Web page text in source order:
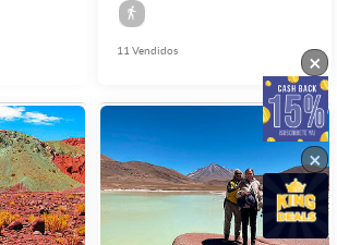
11 Vendidos ×
×